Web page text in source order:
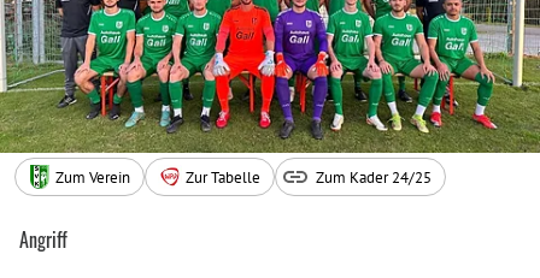
Zum Verein Zur Tabelle Zum Kader 24/25
Angriff